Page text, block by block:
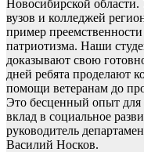
Новосибирской
вузов и колледжей
пример
патриотизма. Наши
доказывают свою
дней ребята проделают
помощи ветеранам до
Это бесценный опыт
вклад в социальное
руководитель
Василий Носков.